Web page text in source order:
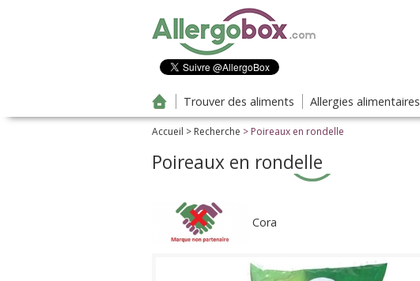
Trouver des aliments Allergies alimentaires
Accueil > Recherche > Poireaux en rondelle
Poireaux en rondelle
Cora